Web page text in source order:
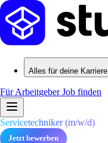
Alles für deine Karriere
Für ArbeitgeberJob finden
Servicetechniker (m/w/d)
Jetzt bewerben